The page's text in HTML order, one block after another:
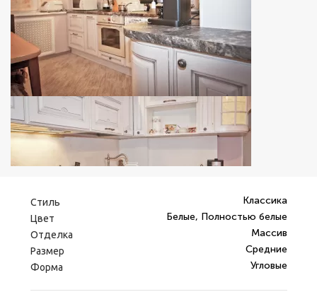
Стиль Классика
Цвет Белые, Полностью белые
Отделка Массив
Размер Средние
Форма Угловые